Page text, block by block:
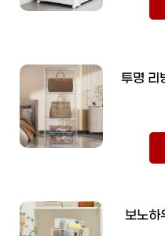
투명 리
보노하